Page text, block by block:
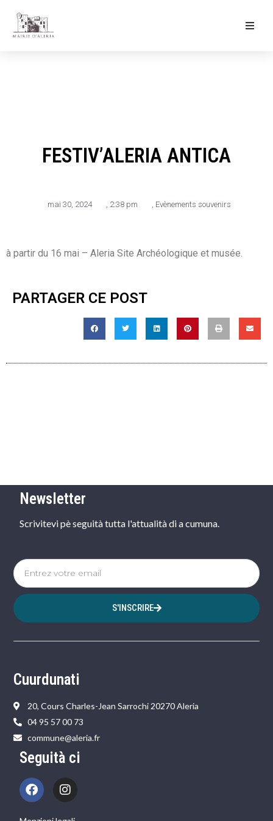
FESTIV’ALERIA ANTICA
mai 30, 2024 , 2:38 pm , Evènements souvenirs
à partir du 16 mai – Aleria Site Archéologique et musée.
PARTAGER CE POST
Newsletter
Scrivitevi pè seguità tutta l'attualità di a cumuna.
S'INSCRIRE
Cuurdunati
20, Cours Charles-Jean Sarrochi 20270 Aleria
04 95 57 00 73
commune@aleria.fr
Seguità ci